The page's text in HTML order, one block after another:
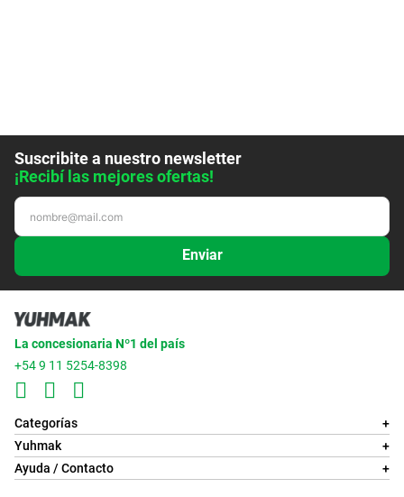
Suscribite a nuestro newsletter
¡Recibí las mejores ofertas!
Enviar
La concesionaria Nº1 del país
+54 9 11 5254-8398
Categorías
+
Yuhmak
+
Ayuda / Contacto
+